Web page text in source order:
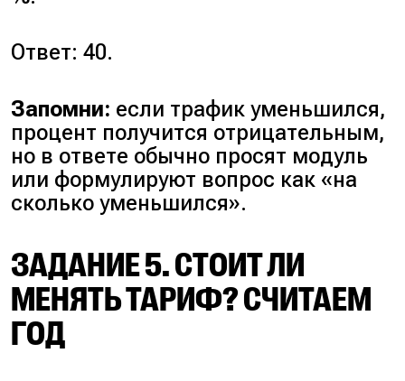
Ответ: 40.
Запомни: если трафик уменьшился,
процент получится отрицательным,
но в ответе обычно просят модуль
или формулируют вопрос как «на
сколько уменьшился».
ЗАДАНИЕ 5. СТОИТ ЛИ
МЕНЯТЬ ТАРИФ? СЧИТАЕМ
ГОД